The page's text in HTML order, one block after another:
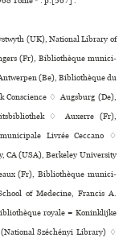
(UK), National Library of
(Fr), Bibliothèque muni­ci­
(Be), Bibliothèque du
Conscience ♢ Augsburg (De),
♢ Auxerre (Fr),
Livrée Ceccano ♢
CA (USA), Berkeley University
(Fr), Bibliothèque muni­ci­
of Medecine, Francis A.
royale = Koninklijke
Széchényi Library) ♢